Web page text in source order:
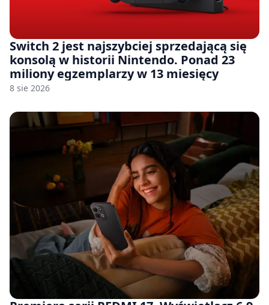
Switch 2 jest najszybciej sprzedającą się
konsolą w historii Nintendo. Ponad 23
miliony egzemplarzy w 13 miesięcy
8 sie 2026